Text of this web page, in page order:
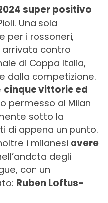
super positivo
Una sola
per i rossoneri,
contro
di Coppa Italia,
dalla competizione.
cinque vittorie ed
permesso al Milan
sotto la
di appena un punto.
i milanesi avere
degli
con un
Ruben Loftus-